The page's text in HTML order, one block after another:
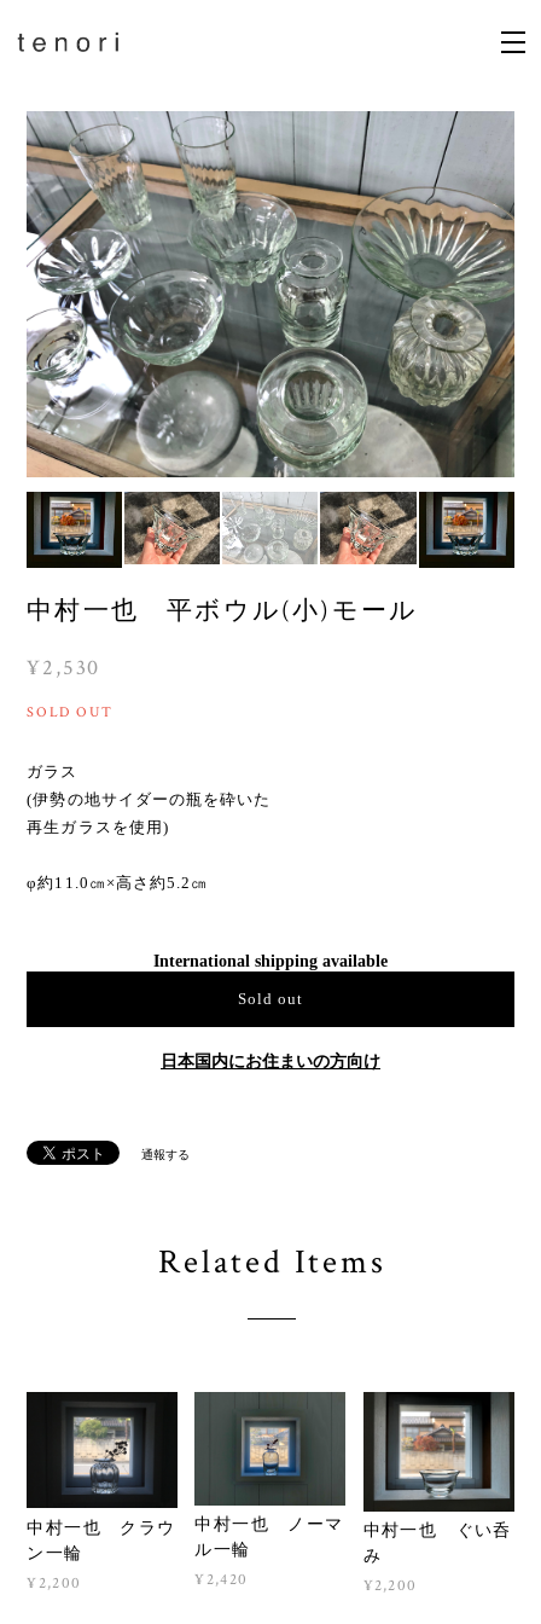
中村一也 平ボウル(小)モール
¥2,530
SOLD OUT
ガラス
(伊勢の地サイダーの瓶を砕いた
再生ガラスを使用)
φ約11.0㎝×高さ約5.2㎝
International shipping available
Sold out
日本国内にお住まいの方向け
通報する
Related Items
中村一也 クラウ
ン一輪
¥2,200
中村一也 ノーマ
ル一輪
¥2,420
中村一也 ぐい呑
み
¥2,200